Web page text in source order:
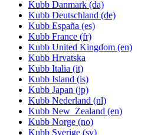
Kubb Danmark (da)
Kubb Deutschland (de)
Kubb España (es)
Kubb France (fr)
Kubb United Kingdom (en)
Kubb Hrvatska
Kubb Italia (it)
Kubb Island (is)
Kubb Japan (jp)
Kubb Nederland (nl)
Kubb New_Zealand (en)
Kubb Norge (no)
Kubb Sverige (sv)